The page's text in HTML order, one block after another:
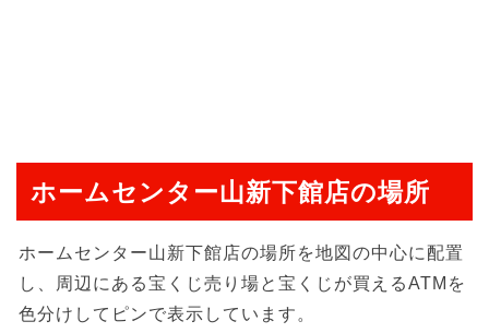
ホームセンター山新下館店の場所
ホームセンター山新下館店の場所を地図の中心に配置
し、周辺にある宝くじ売り場と宝くじが買えるATMを
色分けしてピンで表示しています。